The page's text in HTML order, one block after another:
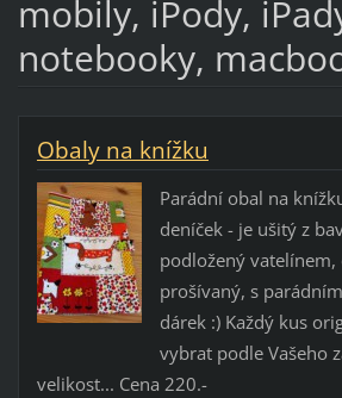
mobily, iPody,
notebooky,
Obaly na knížku
Parádní obal na
deníček - je ušitý z
podložený vatelínem,
prošívaný, s
dárek :) Každý kus
vybrat podle Vašeho
velikost... Cena 220.-